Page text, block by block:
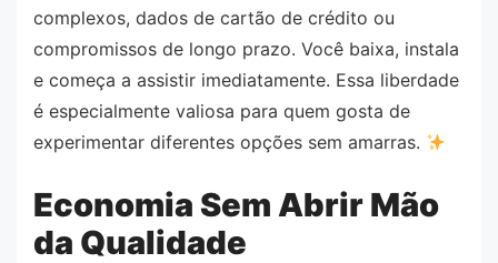
complexos, dados de cartão de crédito ou
compromissos de longo prazo. Você baixa, instala
e começa a assistir imediatamente. Essa liberdade
é especialmente valiosa para quem gosta de
experimentar diferentes opções sem amarras.
Economia Sem Abrir Mão
da Qualidade